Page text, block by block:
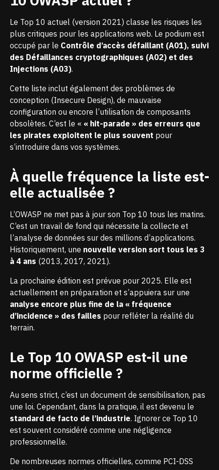
Le Top 10 actuel (version 2021) classe les risques les
plus critiques pour les applications web. Le podium est
occupé par le Contrôle d’accès défaillant (A01), suivi
des Défaillances cryptographiques (A02) et des
Injections (A03).
Cette liste inclut également des problèmes de
conception (Insecure Design), de mauvaise
configuration ou encore l’utilisation de composants
obsolètes. C’est le « « hit-parade » des erreurs que
les pirates exploitent le plus souvent pour
s’introduire dans vos systèmes.
À quelle fréquence la liste est-
elle actualisée ?
L’OWASP ne met pas à jour son Top 10 tous les matins.
C’est un travail de fond qui nécessite la collecte et
l’analyse de données sur des millions d’applications.
Historiquement, une nouvelle version sort tous les 3
à 4 ans (2013, 2017, 2021).
La prochaine édition est prévue pour 2025. Elle est
actuellement en préparation et s’appuiera sur une
analyse encore plus fine de la « fréquence
d’incidence » des failles pour refléter la réalité du
terrain.
Le Top 10 OWASP est-il une
norme officielle ?
Au sens strict, c’est un document de sensibilisation, pas
une loi. Cependant, dans la pratique, il est devenu le
standard de facto de l’industrie. Ignorer ce Top 10
est souvent considéré comme une négligence
professionnelle.
De nombreuses normes officielles, comme PCI-DSS